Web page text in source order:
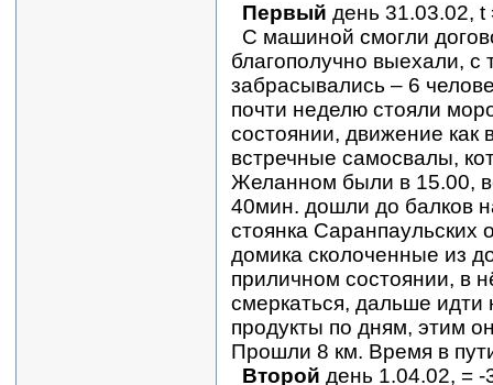
Первый день 31.03.02, t
С машиной смогли
благополучно выехали,
забрасывались – 6
почти неделю стояли
состоянии, движение как
встречные самосвалы,
Желанном были в 15.00,
40мин. дошли до балков
стоянка Саранпаульских
домика сколоченные из
приличном состоянии, в
смеркаться, дальше
продукты по дням, этим
Прошли 8 км. Время в
Второй день 1.04.02, =